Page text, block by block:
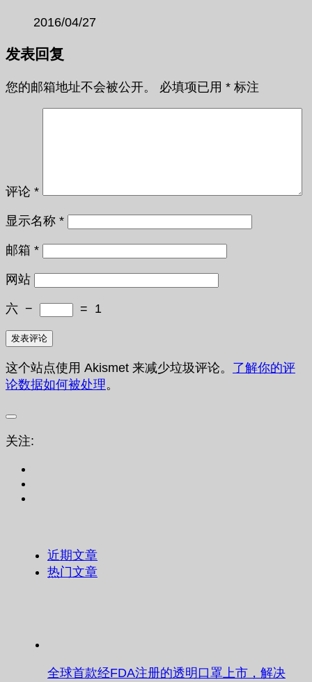
2016/04/27
发表回复
您的邮箱地址不会被公开。 必填项已用 * 标注
评论 *
显示名称 *
邮箱 *
网站
六 − = 1
这个站点使用 Akismet 来减少垃圾评论。 了解你的评
论数据如何被处理。
关注:
近期文章
热门文章
全球首款经FDA注册的透明口罩上市，解决